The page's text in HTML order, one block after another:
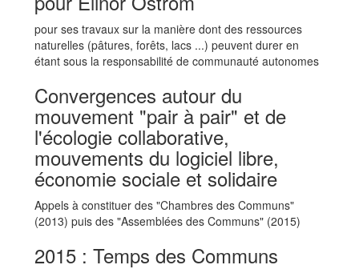
pour ses travaux sur la manière dont des ressources
naturelles (pâtures, forêts, lacs ...) peuvent durer en
étant sous la responsabilité de communauté autonomes
Convergences autour du
mouvement "pair à pair" et de
l'écologie collaborative,
mouvements du logiciel libre,
économie sociale et solidaire
Appels à constituer des "Chambres des Communs"
(2013) puis des "Assemblées des Communs" (2015)
2015 : Temps des Communs